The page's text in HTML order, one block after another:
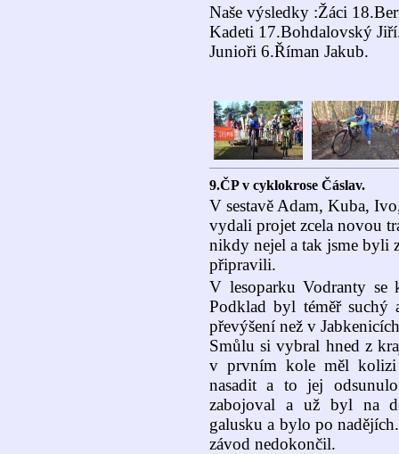
Naše výsledky :Žáci
Kadeti 17.Bohdalovský
Junioři 6.Říman Jakub.
9.ČP v cyklokrose Čáslav.
V sestavě Adam, Kuba,
vydali projet zcela novou
nikdy nejel a tak jsme byli
připravili.
V lesoparku Vodranty
Podklad byl téměř
převýšení než v
Smůlu si vybral hned z
v prvním kole měl kolizi
nasadit a to jej
zabojoval a už byl na
galusku a bylo po
závod nedokončil.